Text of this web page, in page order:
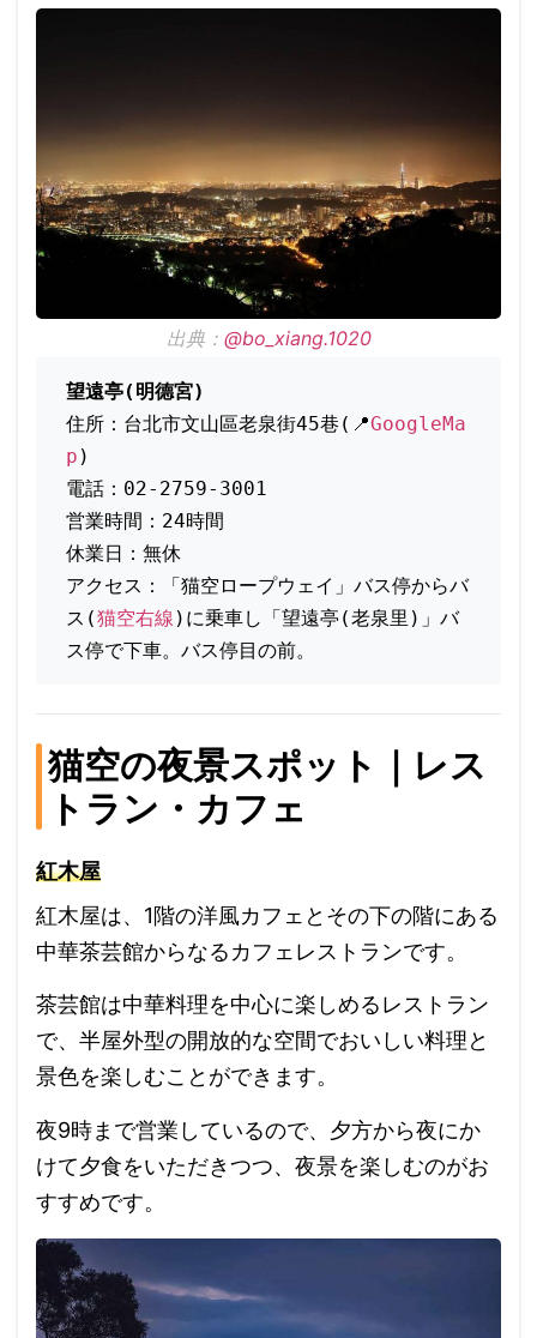
出典： @bo_xiang.1020
望遠亭(明德宮)
住所：台北市文山區老泉街45巷(📍GoogleMa
p )
電話：02-2759-3001
営業時間：24時間
休業日：無休
アクセス：「猫空ロープウェイ」バス停からバ
ス(猫空右線 )に乗車し「望遠亭(老泉里)」バ
ス停で下車。バス停目の前。
猫空の夜景スポット｜レス
トラン・カフェ
紅木屋
紅木屋は、1階の洋風カフェとその下の階にある
中華茶芸館からなるカフェレストランです。
茶芸館は中華料理を中心に楽しめるレストラン
で、半屋外型の開放的な空間でおいしい料理と
景色を楽しむことができます。
夜9時まで営業しているので、夕方から夜にか
けて夕食をいただきつつ、夜景を楽しむのがお
すすめです。